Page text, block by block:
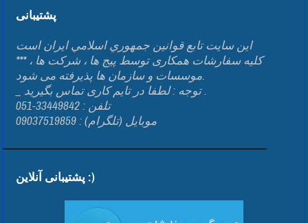
پشتیبانی
اين سايت تابع قوانين جمهوري اسلامي ايران است
*** کلیه سفارشات همکاری توسط پیج ها ، شرکت ها ،
موسسات و سازمان ها پذیرفته می شود.
_ توجه : لطفا در تایم کاری تماس بگیرید .
تلفن : 33449842-051
موبایل (تلگرام) : 09037519859
پشتیبانی آنلاین :)